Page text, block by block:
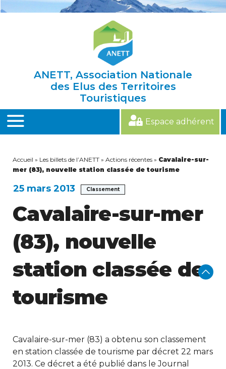
ANETT, Association Nationale
des Elus des Territoires
Touristiques
MENU
Espace adhérent
Accueil » Les billets de l’ANETT » Actions récentes » Cavalaire-sur-
mer (83), nouvelle station classée de tourisme
25 mars 2013 Classement
Cavalaire-sur-mer
(83), nouvelle
station classée de
tourisme
Cavalaire-sur-mer (83) a obtenu son classement
en station classée de tourisme par décret 22 mars
2013. Ce décret a été publié dans le Journal